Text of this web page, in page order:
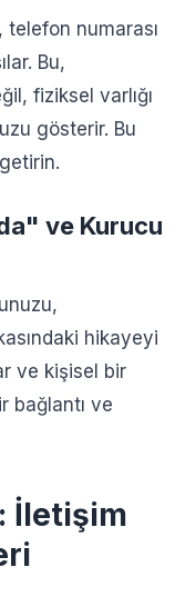
numarası
Bu,
fiziksel varlığı
gösterir. Bu
ve Kurucu
hikayeyi
ve kişisel bir
bağlantı ve
İletişim